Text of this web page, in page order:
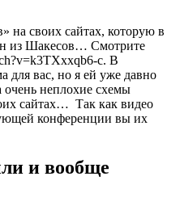
на своих сайтах, которую в
из Шакесов… Смотрите
c. В
для вас, но я ей уже давно
очень неплохие схемы
сайтах… Так как видео
конференции вы их
и вообще